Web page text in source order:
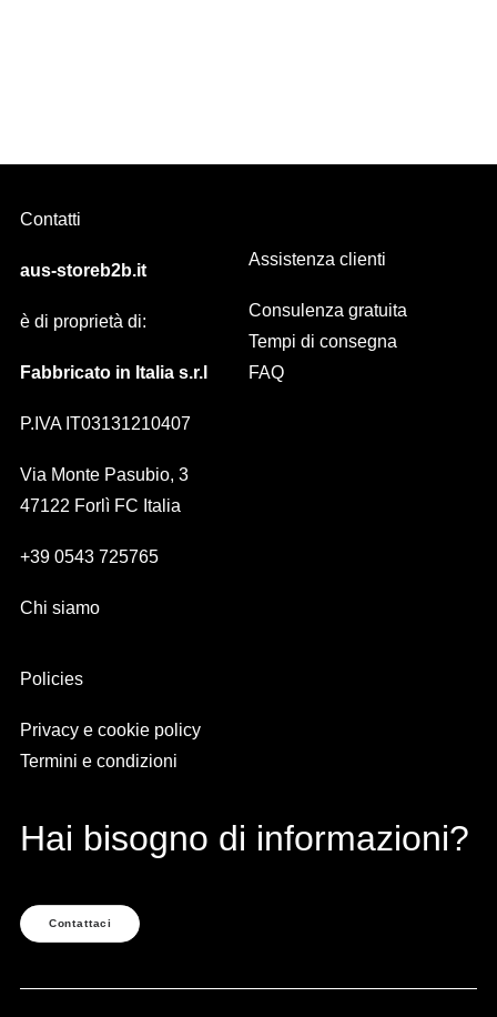
Contatti
aus-storeb2b.it
è di proprietà di:
Fabbricato in Italia s.r.l
P.IVA IT03131210407
Via Monte Pasubio, 3
47122 Forlì FC Italia
+39 0543 725765
Chi siamo
Assistenza clienti
Consulenza gratuita
Tempi di consegna
FAQ
Policies
Privacy e cookie policy
Termini e condizioni
Hai bisogno di informazioni?
Contattaci